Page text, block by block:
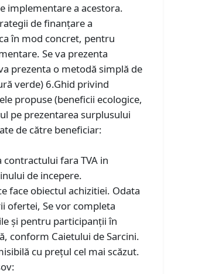
implementare a acestora.
de finanțare a
în mod concret, pentru
Se va prezenta
prezenta o metodă simplă de
verde) 6.Ghid privind
propuse (beneficii ecologice,
pe prezentarea surplusului
de către beneficiar:
fara TVA in
de incepere.
face obiectul achizitiei. Odata
ofertei, Se vor completa
și pentru participanții în
conform Caietului de Sarcini.
cu prețul cel mai scăzut.